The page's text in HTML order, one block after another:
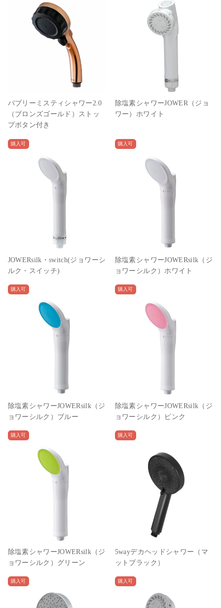
バブリーミスティシャワー2.0
（ブロンズゴールド）ストッ
プボタン付き
除塩素シャワーJOWER（ジョ
ワー）ホワイト
購入可
JOWERsilk・switch(ジョワーシ
ルク・スイッチ)
購入可
除塩素シャワーJOWERsilk（ジ
ョワーシルク）ホワイト
購入可
除塩素シャワーJOWERsilk（ジ
ョワーシルク）ブルー
購入可
除塩素シャワーJOWERsilk（ジ
ョワーシルク）ピンク
購入可
除塩素シャワーJOWERsilk（ジ
ョワーシルク）グリーン
購入可
5wayデカヘッドシャワー（マ
ットブラック）
購入可 購入可